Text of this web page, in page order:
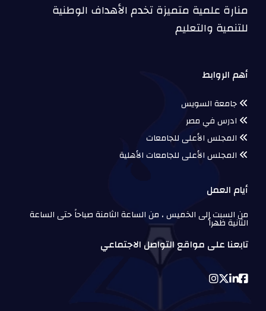
منارة علمية متميزة تخدم الأهداف الوطنية
للتنمية والتعليم
أهم الروابط
جامعة السويس
ادرس في مصر
المجلس الأعلى للجامعات
المجلس الأعلى للجامعات الأهلية
أيام العمل
من السبت إلى الخميس ، من الساعة الثامنة صباحاً حتى الساعة
الثانية ظهراً
تابعنا على مواقع التواصل الاجتماعي
Facebook
Linkedin
Twitter
Instagram